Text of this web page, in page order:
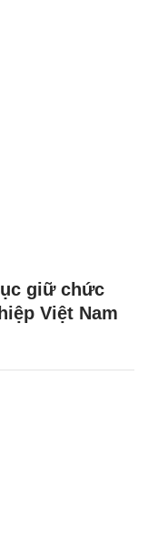
giữ chức
Việt Nam